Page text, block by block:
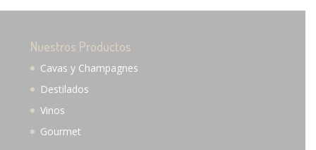
Nuestros Productos
Cavas y Champagnes
Destilados
Vinos
Gourmet